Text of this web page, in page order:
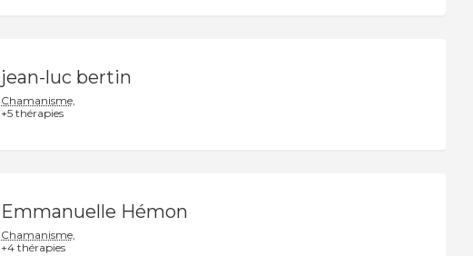
jean-luc bertin
Chamanisme,
+5 thérapies
Emmanuelle Hémon
Chamanisme,
+4 thérapies